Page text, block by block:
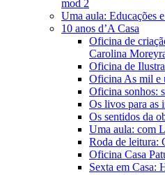
mod 2
Uma aula: Educações
10 anos d’A Casa
Oficina de
Carolina
Oficina de
Oficina As mil e
Oficina sonhos:
Os livos para as
Os sentidos da
Uma aula: com
Roda de leitura:
Oficina Casa
Sexta em Casa: